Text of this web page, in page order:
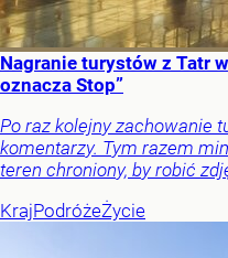
Nagranie turystów z Tatr
oznacza Stop”
Po raz kolejny zachowanie
komentarzy. Tym razem
teren chroniony, by robić
KrajPodróżeŻycie